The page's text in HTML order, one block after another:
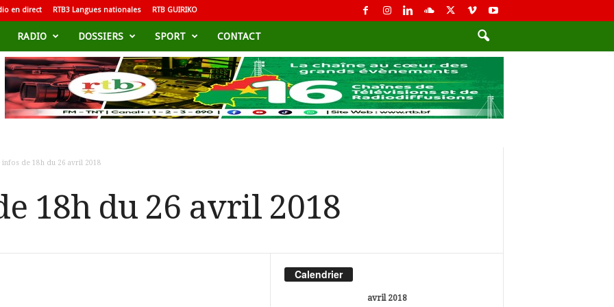
en direct RTB3 Langues nationales RTB GUIRIKO
RADIO DOSSIERS SPORT CONTACT
infos de 18h du 26 avril 2018
18h du 26 avril 2018
Calendrier
avril 2018